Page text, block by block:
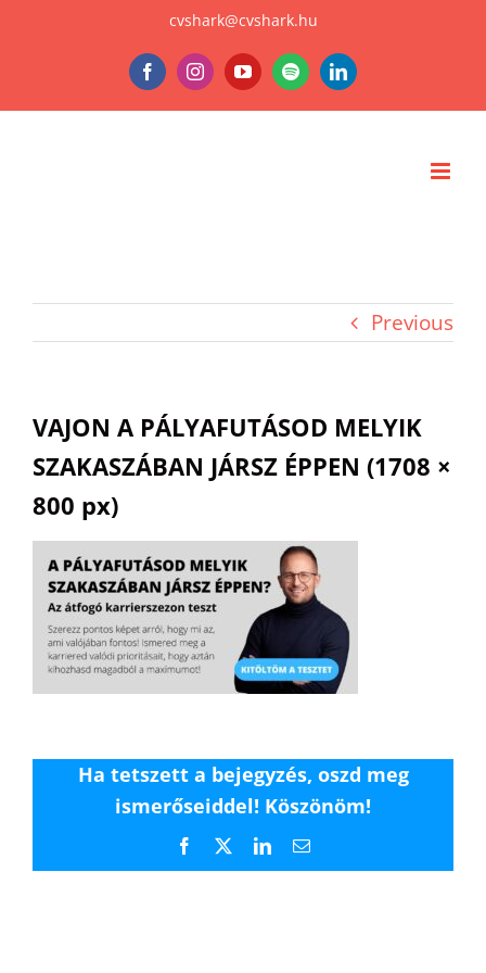
cvshark@cvshark.hu
FacebookInstagramYouTubeSpotifyLinkedIn
Previous
VAJON A PÁLYAFUTÁSOD MELYIK
SZAKASZÁBAN JÁRSZ ÉPPEN (1708 ×
800 px)
Ha tetszett a bejegyzés, oszd meg
ismerőseiddel! Köszönöm!
Facebook LinkedInEmail